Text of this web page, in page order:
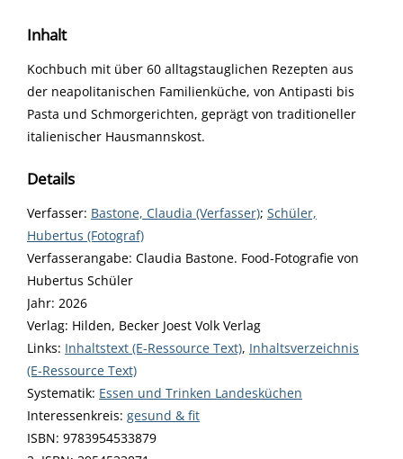
Inhalt
Kochbuch mit über 60 alltagstauglichen Rezepten aus
der neapolitanischen Familienküche, von Antipasti bis
Pasta und Schmorgerichten, geprägt von traditioneller
italienischer Hausmannskost.
Details
Verfasser: Suche nach diesem Verfasser
Bastone, Claudia (Verfasser); Schüler,
Hubertus (Fotograf)
Verfasserangabe: Claudia Bastone. Food-Fotografie von
Hubertus Schüler
Jahr: 2026
Verlag: Hilden, Becker Joest Volk Verlag
opens in new tab
Links: Diesen Link in neuem Tab öffnen
Inhaltstext (E-Ressource Text), Inhaltsverzeichnis
(E-Ressource Text)
Systematik: Suche nach dieser Systematik
Essen und Trinken Landesküchen
Interessenkreis: Suche nach diesem Interessenskreis
gesund & fit
ISBN: 9783954533879